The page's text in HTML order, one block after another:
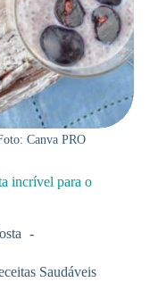
Canva PRO
incrível para o
Saudáveis